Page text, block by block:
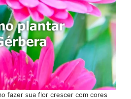
fazer sua flor crescer com cores